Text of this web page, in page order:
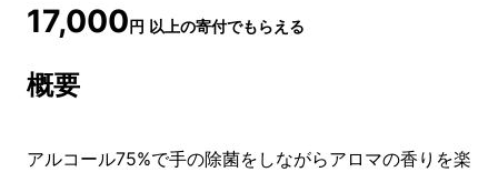
17,000円 以上の寄付でもらえる
概要
アルコール75%で手の除菌をしながらアロマの香りを楽